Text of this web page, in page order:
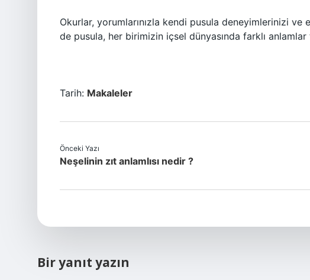
Okurlar, yorumlarınızla kendi pusula deneyimlerinizi ve
de pusula, her birimizin içsel dünyasında farklı
Tarih: Makaleler
Önceki Yazı
Neşelinin zıt anlamlısı nedir ?
Bir yanıt yazın